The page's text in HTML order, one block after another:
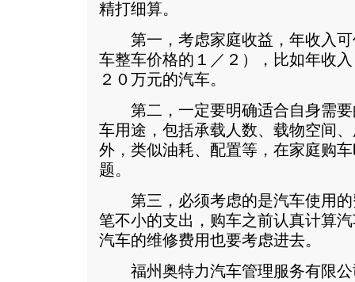
精打细算。
第一，考虑家庭收益，年收入可
车整车价格的１／２），比如年收
２０万元的汽车。
第二，一定要明确适合自身需要
车用途，包括承载人数、载物空间
外，类似油耗、配置等，在家庭购
题。
第三，必须考虑的是汽车使用的
笔不小的支出，购车之前认真计算
汽车的维修费用也要考虑进去。
福州奥特力汽车管理服务有限公